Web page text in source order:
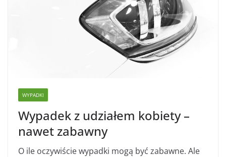
WYPADKI
Wypadek z udziałem kobiety –
nawet zabawny
O ile oczywiście wypadki mogą być zabawne. Ale